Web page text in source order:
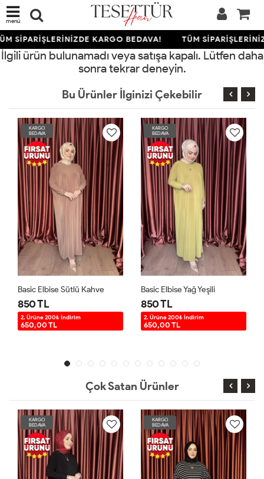
menü
SİPARİŞLERİNİZDE KARGO BEDAVA! TÜM
İlgili ürün bulunamadı veya satışa kapalı. Lütfen daha
sonra tekrar deneyin.
Bu Ürünler İlginizi Çekebilir
KARGO
BEDAVA
Basic Elbise Yağ Yeşili
850 TL
2. Ürüne 200₺ İndirim
650,00 TL
KARGO
BEDAVA
Basic Elbise Vizon
850 TL
2. Ürüne 200₺ İndirim
650,00 TL
Çok Satan Ürünler
KARGO
KARGO
BEDAVA